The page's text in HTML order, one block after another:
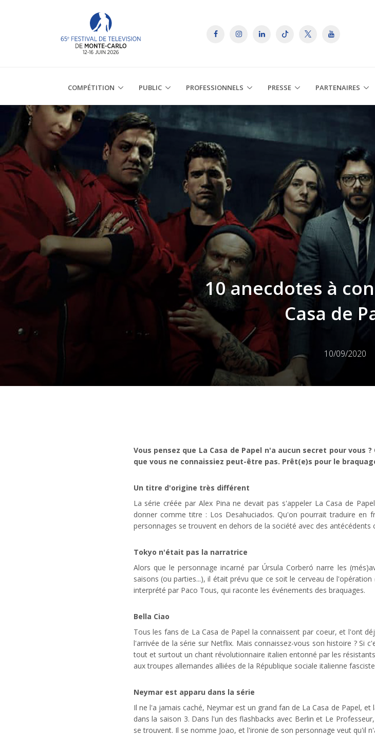
COMPÉTITION PUBLIC PROFESSIONNELS PRESSE PARTENAIRES
10 anecdotes à
Casa de
10/09/2020
Vous pensez que La Casa de Papel n'a aucun secret pour vous
que vous ne connaissiez peut-être pas. Prêt(e)s pour le
Un titre d'origine très différent
La série créée par Alex Pina ne devait pas s'appeler La Casa de
donner comme titre : Los Desahuciados. Qu'on pourrait traduire en
personnages se trouvent en dehors de la société avec des antécédents
Tokyo n'était pas la narratrice
Alors que le personnage incarné par Úrsula Corberó narre les
saisons (ou parties...), il était prévu que ce soit le cerveau de
interprété par Paco Tous, qui raconte les événements des braquages.
Bella Ciao
Tous les fans de La Casa de Papel la connaissent par coeur, et l'ont
l'arrivée de la série sur Netflix. Mais connaissez-vous son histoire ? Si
tout et surtout un chant révolutionnaire italien entonné par les
aux troupes allemandes alliées de la République sociale italienne
Neymar est apparu dans la série
Il ne l'a jamais caché, Neymar est un grand fan de La Casa de Papel,
dans la saison 3. Dans l'un des flashbacks avec Berlin et Le
se trouvent. Il se nomme Joao, et l'ironie de son personnage veut qu'il